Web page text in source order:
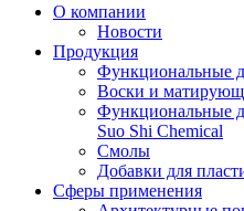
О компании
Новости
Продукция
Функциональные
Воски и
Функциональные
Suo Shi Chemical
Смолы
Добавки для
Сферы применения